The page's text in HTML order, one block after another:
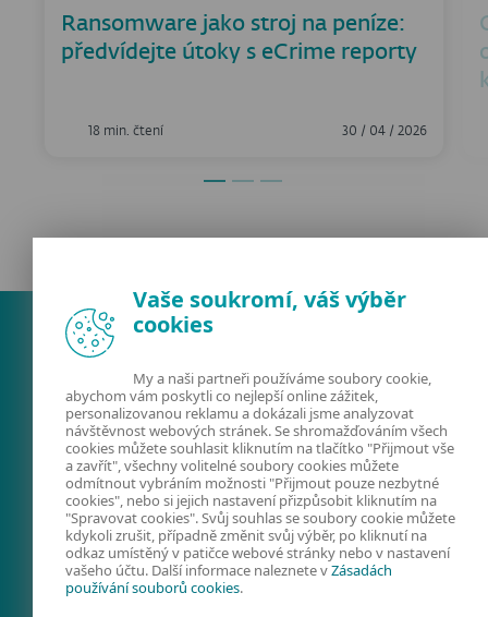
Ransomware jako stroj na peníze:
předvídejte útoky s eCrime reporty
18 min. čtení 30 / 04 / 2026
FIRMY A TECHNOLOGIE
KYBERNETICKÁ
BEZPEČNOST
FACEBOOK
X LINKEDIN
Vaše soukromí, váš výběr
cookies
My a naši partneři používáme soubory cookie,
abychom vám poskytli co nejlepší online zážitek,
personalizovanou reklamu a dokázali jsme analyzovat
návštěvnost webových stránek. Se shromažďováním všech
cookies můžete souhlasit kliknutím na tlačítko "Přijmout vše
a zavřít", všechny volitelné soubory cookies můžete
odmítnout vybráním možnosti "Přijmout pouze nezbytné
cookies", nebo si jejich nastavení přizpůsobit kliknutím na
"Spravovat cookies". Svůj souhlas se soubory cookie můžete
kdykoli zrušit, případně změnit svůj výběr, po kliknutí na
odkaz umístěný v patičce webové stránky nebo v nastavení
vašeho účtu. Další informace naleznete vZásadách
používání souborů cookies.